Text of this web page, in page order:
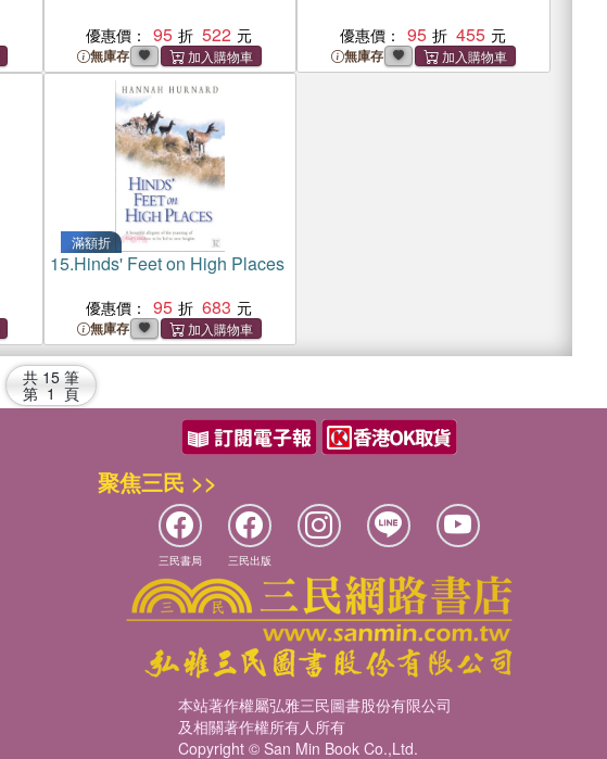
優惠價： 95 522
無庫存
優惠價： 95 455
無庫存
滿額折
15.Hinds' Feet on High Places
優惠價： 95 683
無庫存
共 15 筆
第 1 頁
聚焦三民 >>
三民書局 三民出版
本站著作權屬弘雅三民圖書股份有限公司
及相關著作權所有人所有
Copyright © San Min Book Co.,Ltd.